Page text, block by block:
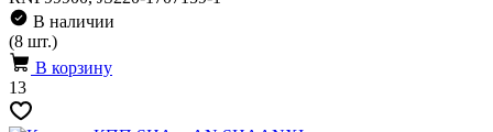
В наличии
(8 шт.)
В корзину
13